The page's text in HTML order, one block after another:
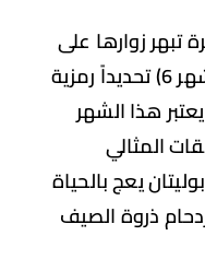
على
فإن لشهر يونيو (شهر 6) تحديداً رمزية
الشهر
بالحياة
الصيف